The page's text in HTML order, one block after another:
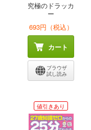
究極のドラッカ
ー
693円（税込）
カート
ブラウザ
試し読み
値引きあり